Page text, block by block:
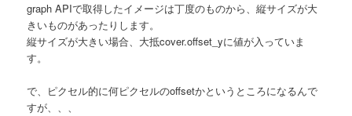
graph APIで取得したイメージは丁度のものから、縦サイズが大
きいものがあったりします。
縦サイズが大きい場合、大抵cover.offset_yに値が入っていま
す。
で、ピクセル的に何ピクセルのoffsetかというところになるんで
すが、、、